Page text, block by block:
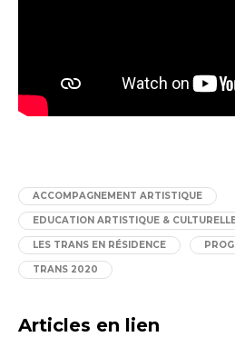
ACCOMPAGNEMENT ARTISTIQUE
EDUCATION ARTISTIQUE &
LES TRANS EN RÉSIDENCE
TRANS 2020
Articles en lien